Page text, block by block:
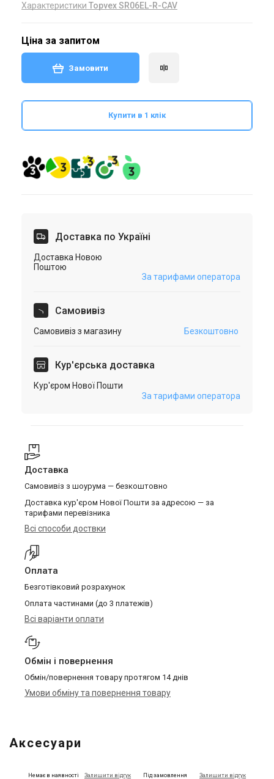
Характеристики Topvex SR06EL-R-CAV
Ціна за запитом
Замовити
Купити в 1 клік
Доставка по Україні
Доставка Новою
Поштою
За тарифами оператора
Самовивіз
Самовивіз з магазину Безкоштовно
Кур'єрська доставка
Кур'єром Нової Пошти
За тарифами оператора
Доставка
Самовивіз з шоурума — безкоштовно
Доставка кур'єром Нової Пошти за адресою — за
тарифами перевізника
Всі способи доствки
Оплата
Безготівковий розрахунок
Оплата частинами (до 3 платежів)
Всі варіанти оплати
Обмін і повернення
Обмін/повернення товару протягом 14 днів
Умови обміну та повернення товару
Аксесуари
Немає в наявності Залишити відгук Під замовлення Залишити відгук